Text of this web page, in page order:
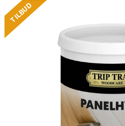
TILBUD